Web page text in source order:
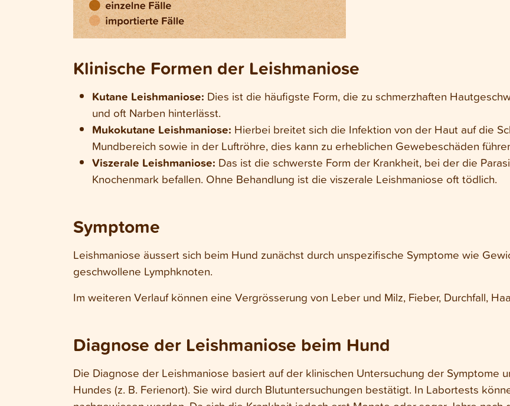
Klinische Formen der Leishmaniose
Kutane Leishmaniose: Dies ist die häufigste Form, die zu schmerzhaften
und oft Narben hinterlässt.
Mukokutane Leishmaniose: Hierbei breitet sich die Infektion von der Haut auf die
Mundbereich sowie in der Luftröhre, dies kann zu erheblichen Gewebeschäden
Viszerale Leishmaniose: Das ist die schwerste Form der Krankheit, bei der die
Knochenmark befallen. Ohne Behandlung ist die viszerale Leishmaniose oft tödlich.
Symptome
Leishmaniose äussert sich beim Hund zunächst durch unspezifische Symptome wie
geschwollene Lymphknoten.
Im weiteren Verlauf können eine Vergrösserung von Leber und Milz, Fieber, Durchfall,
Diagnose der Leishmaniose beim Hund
Die Diagnose der Leishmaniose basiert auf der klinischen Untersuchung der Symptome
Hundes (z. B. Ferienort). Sie wird durch Blutuntersuchungen bestätigt. In Labortests